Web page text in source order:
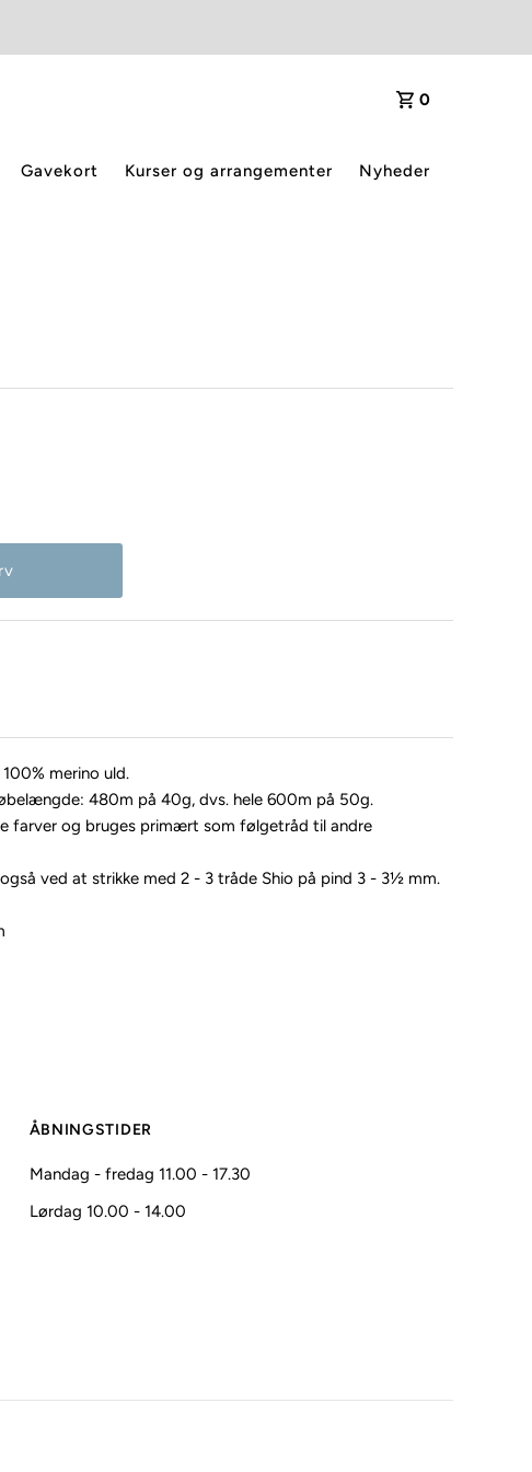
0
Gavekort Kurser og arrangementer Nyheder
merino uld.
480m på 40g, dvs. hele 600m på 50g.
farver og bruges primært som følgetråd til andre
ved at strikke med 2 - 3 tråde Shio på pind 3 - 3½ mm.
ÅBNINGSTIDER
Mandag - fredag 11.00 - 17.30
Lørdag 10.00 - 14.00